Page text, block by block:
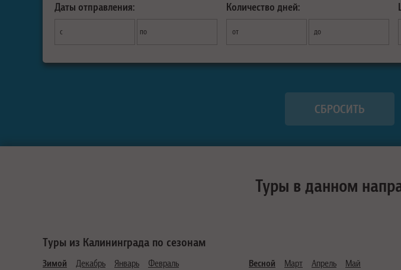
Даты отправления:
с по
Количество дней:
от до
Туры в данном
Туры из Калининграда по сезонам
Зимой Декабрь Январь Февраль Весной Март Апрель Май